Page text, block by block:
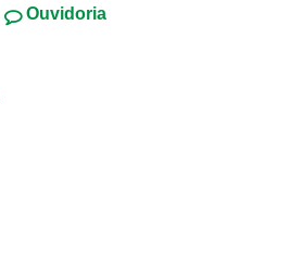
Ouvidoria